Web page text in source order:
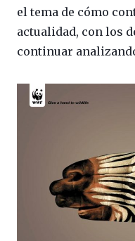
el tema de cómo
actualidad, con los
continuar